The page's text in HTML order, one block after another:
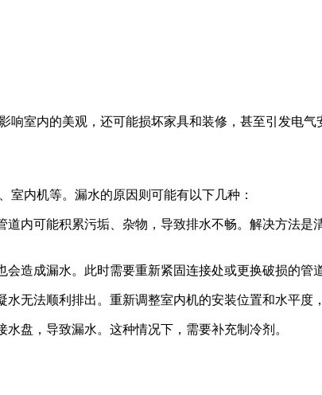
内的美观，还可能损坏家具和装修，甚至引发电气
内机等。漏水的原因则可能有以下几种：
可能积累污垢、杂物，导致排水不畅。解决方法是
成漏水。此时需要重新紧固连接处或更换破损的管道
法顺利排出。重新调整室内机的安装位置和水平度
盘，导致漏水。这种情况下，需要补充制冷剂。